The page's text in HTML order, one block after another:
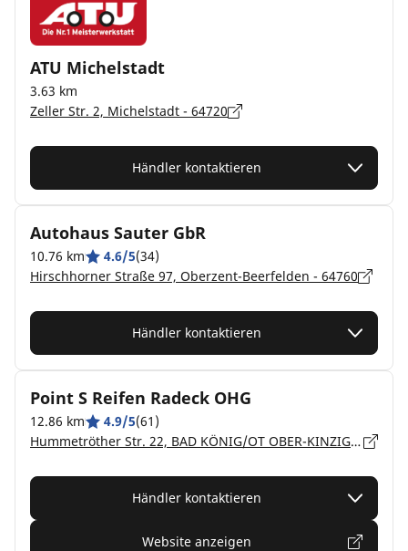
ATU Michelstadt
3.63 km
Zeller Str. 2, Michelstadt - 64720
Händler kontaktieren
Autohaus Sauter GbR
10.76 km 4.6/5(34)
Hirschhorner Straße 97, Oberzent-Beerfelden - 64760
Händler kontaktieren
Point S Reifen Radeck OHG
12.86 km 4.9/5(61)
Hummetröther Str. 22, BAD KÖNIG/OT OBER-KINZIG - 64732
Händler kontaktieren
Website anzeigen